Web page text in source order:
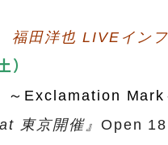
福田洋也 LIVEイン
）
～Exclamation Mark
東京開催』 Open